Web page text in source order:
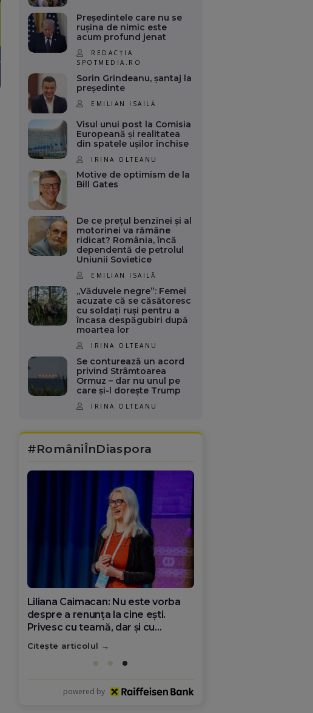
Președintele care nu se
rușina de nimic este
acum profund jenat
REDACȚIA
SPOTMEDIA.RO
Sorin Grindeanu, șantaj la
președinte
EMILIAN ISAILĂ
Visul unui post la Comisia
Europeană și realitatea
din spatele ușilor închise
IRINA OLTEANU
Motive de optimism de la
Bill Gates
De ce prețul benzinei și al
motorinei va rămâne
ridicat? România, încă
dependentă de petrolul
Uniunii Sovietice
EMILIAN ISAILĂ
„Văduvele negre”: Femei
acuzate că se căsătoresc
cu soldați ruși pentru a
încasa despăgubiri după
moartea lor
IRINA OLTEANU
Se conturează un acord
privind Strâmtoarea
Ormuz – dar nu unul pe
care și-l dorește Trump
IRINA OLTEANU
#RomâniÎnDiaspora
Diana Olar, românca de la Google
care demonstrează că diaspora
poate schimba România
Citește articolul
powered by